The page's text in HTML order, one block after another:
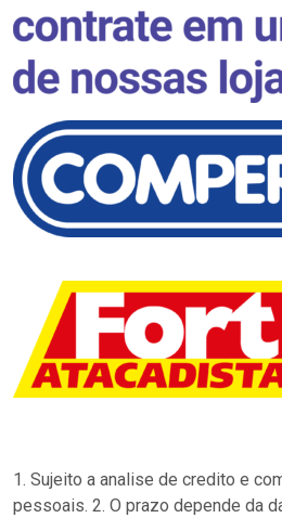
1. Sujeito a analise de credito e
pessoais. 2. O prazo depende da